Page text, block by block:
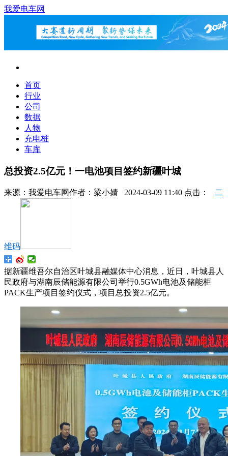
我爱电车网
首页
行业
公司
数据
人物
充电桩
车库
总投资2.5亿元！一电池项目签约新疆叶城
来源： 我爱电车网作者： 梁小婧 2024-03-09 11:40 点击： 二
维码
据新疆维吾尔自治区叶城县融媒体中心消息，近日，叶城县人
民政府与湖南辰储能源有限公司举行0.5GWh电池及储能柜
PACK生产项目签约仪式，项目总投资2.5亿元。